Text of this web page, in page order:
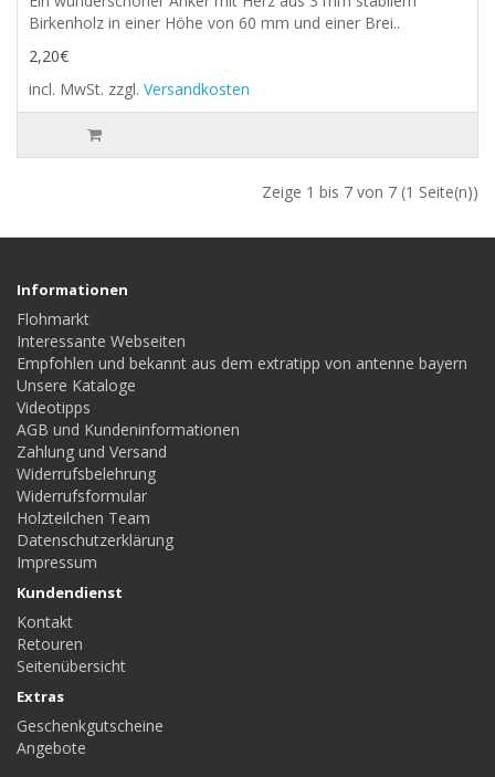
Birkenholz in einer Höhe von 60 mm und einer Brei..
2,20€
incl. MwSt. zzgl. Versandkosten
Zeige 1 bis 7 von 7 (1 Seite(n))
Informationen
Flohmarkt
Interessante Webseiten
Empfohlen und bekannt aus dem extratipp von antenne bayern
Unsere Kataloge
Videotipps
AGB und Kundeninformationen
Zahlung und Versand
Widerrufsbelehrung
Widerrufsformular
Holzteilchen Team
Datenschutzerklärung
Impressum
Kundendienst
Kontakt
Retouren
Seitenübersicht
Extras
Geschenkgutscheine
Angebote